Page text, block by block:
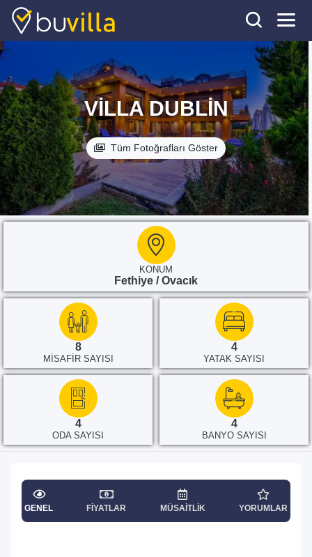
VILLA DUBLIN
Tüm Fotoğrafları Göster
KONUM
Fethiye / Ovacık
8
MISAFIR SAYISI
4
YATAK SAYISI
4
ODA SAYISI
4
BANYO SAYISI
GENEL FIYATLAR MÜSAITLIK YORUMLAR